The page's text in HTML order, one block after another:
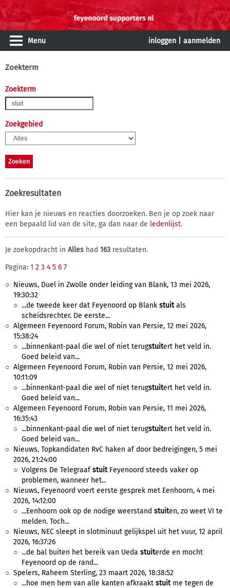
Menu inloggen aanmelden
Zoekterm
Zoekterm
Zoekgebied
Zoekresultaten
Hier kan je nieuws en reacties doorzoeken. Ben je op zoek naar
een bepaald lid van de site, ga dan naar de ledenlijst.
Je zoekopdracht in Alles had 163 resultaten.
Pagina: 1 2 3 4 5 6 7
Nieuws, Duel in Zwolle onder leiding van Blank, 13 mei 2026,
19:30:32
...de tweede keer dat Feyenoord op Blank stuitals
scheidsrechter. De eerste...
Algemeen Feyenoord Forum, Robin van Persie, 12 mei 2026,
15:38:24
...binnenkant-paal die wel of niet terugstuitert het veld in.
Goed beleid van...
Algemeen Feyenoord Forum, Robin van Persie, 12 mei 2026,
10:11:09
...binnenkant-paal die wel of niet terugstuitert het veld in.
Goed beleid van...
Algemeen Feyenoord Forum, Robin van Persie, 11 mei 2026,
16:35:43
...binnenkant-paal die wel of niet terugstuitert het veld in.
Goed beleid van...
Nieuws, Topkandidaten RvC haken af door bedreigingen, 5 mei
2026, 21:24:00
Volgens De TelegraafstuitFeyenoord steeds vaker op
problemen, wanneer het...
Nieuws, Feyenoord voert eerste gesprek met Eenhoorn, 4 mei
2026, 14:12:00
...Eenhoorn ook op de nodige weerstand stuiten, zo weet VI te
melden. Toch...
Nieuws, NEC sleept in slotminuut gelijkspel uit het vuur, 12 april
2026, 16:37:26
...de bal buiten het bereik van Ueda stuiterde en mocht
Feyenoord op de rand...
Spelers, Raheem Sterling, 23 maart 2026, 18:38:52
...hoe men hem van alle kanten afkraakt stuitme tegen de